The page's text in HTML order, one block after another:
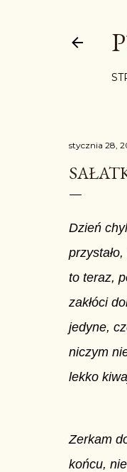
stycznia 28,
Dzień
to teraz,
zakłóci
jedyne,
niczym
lekko
Zerkam
końcu,